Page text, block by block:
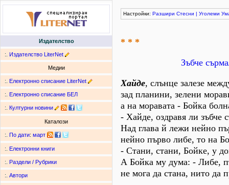
Издателство
:. Издателство LiterNet
Медии
:. Електронно списание LiterNet
:. Електронно списание БЕЛ
:. Културни новини
Каталози
:. По дати: март
:. Електронни книги
:. Раздели / Рубрики
:. Автори
Настройки: Разшири Стесни | Уголеми
* * *
Зъбче
Хайде, слънце залезе
зад планини, зелени
а на моравата - Бойка
- Хайде, оздравя ли зъбче
Над глава й лежи нейно
нейно първо либе, то на
- Стани, стани, Бойке, у
А Бойка му дума: - Либе,
не мога да стана, нито да